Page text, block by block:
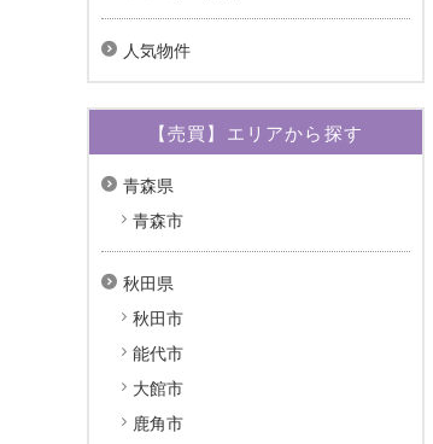
人気物件
【売買】エリアから探す
青森県
青森市
秋田県
秋田市
能代市
大館市
鹿角市